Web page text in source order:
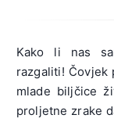
Kako li nas
razgaliti! Čovjek
mlade biljčice
proljetne zrake